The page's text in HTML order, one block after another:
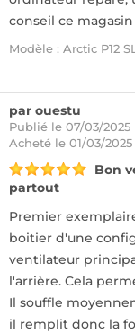
conseil ce
Modèle : Arctic P12
par ouestu
Publié le 07/03/2025
Acheté le 01/03/
Bon
partout
Premier
boitier d'une
ventilateur
l'arrière. Cela
Il souffle
il remplit donc la